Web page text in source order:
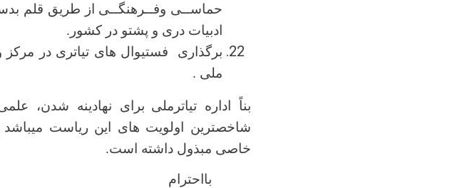
حماســی وفــرهنگــی از طریق قلم
ادبیات دری و پشتو در کشور.
برگذاری فستیوال های تیاتری در
ملی .
بناً اداره تیاترملی برای نهادینه شدن،
شاخصترین اولویت های این ریاست میباشد
خاصی مبذول داشته است.
بااحترام